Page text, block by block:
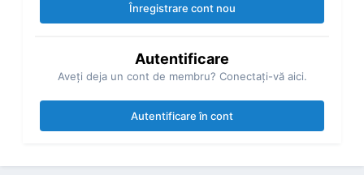
Înregistrare cont nou
Autentificare
Aveţi deja un cont de membru? Conectaţi-vă aici.
Autentificare în cont